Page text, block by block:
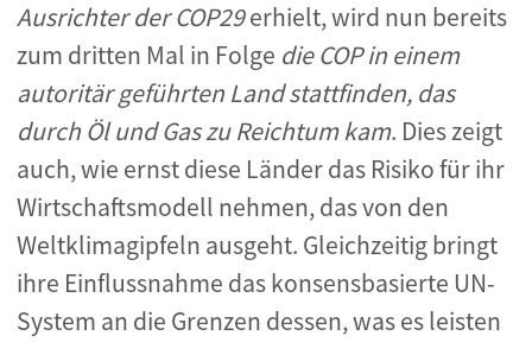
Ausrichter der COP29erhielt, wird nun bereits
zum dritten Mal in Folge die COP in einem
autoritär geführten Land stattfinden, das
durch Öl und Gas zu Reichtum kam. Dies zeigt
auch, wie ernst diese Länder das Risiko für ihr
Wirtschaftsmodell nehmen, das von den
Weltklimagipfeln ausgeht. Gleichzeitig bringt
ihre Einflussnahme das konsensbasierte UN-
System an die Grenzen dessen, was es leisten